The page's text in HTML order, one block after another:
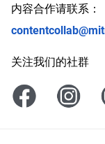
内容合作请联系：
关注我们的社群